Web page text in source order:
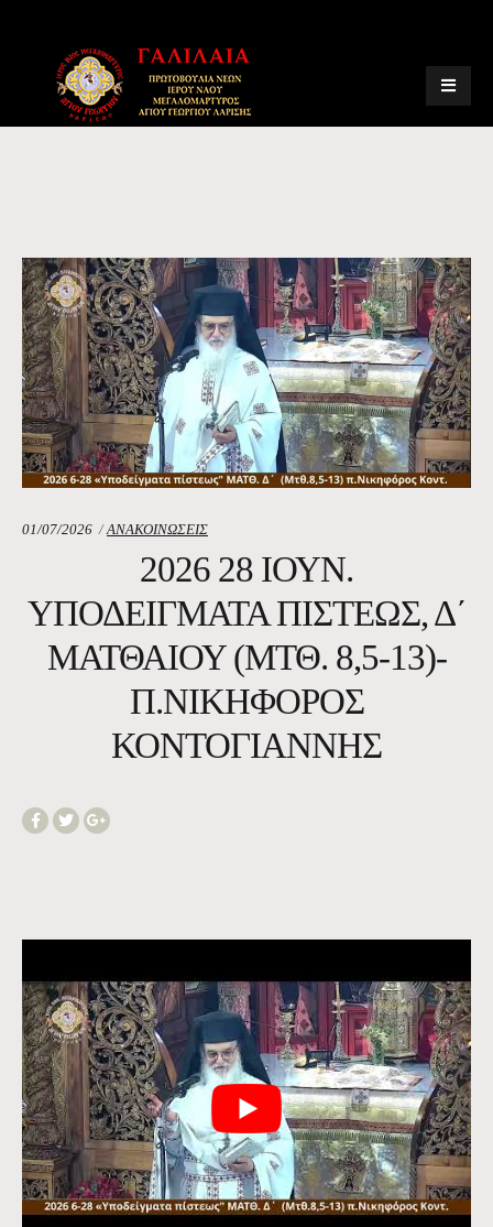
01/07/2026 Κατηγορία:
ΑΝΑΚΟΙΝΩΣΕΙΣ
2026 28 ΙΟΥΝ.
ΥΠΟΔΕΊΓΜΑΤΑ ΠΊΣΤΕΩΣ, Δ΄
ΜΑΤΘΑΙΟΥ (ΜΤΘ. 8,5-13)-
Π.ΝΙΚΗΦΌΡΟΣ
ΚΟΝΤΟΓΙΆΝΝΗΣ